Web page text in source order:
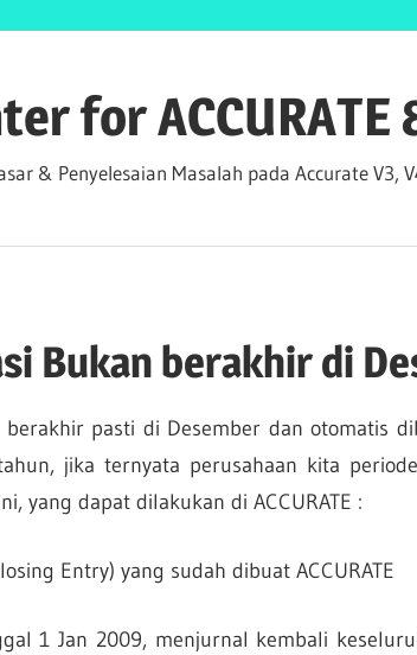
for ACCURATE
& Penyelesaian Masalah pada Accurate V3,
Bukan berakhir di
berakhir pasti di Desember dan otomatis
jika ternyata perusahaan kita
yang dapat dilakukan di ACCURATE :
Entry) yang sudah dibuat ACCURATE
1 Jan 2009, menjurnal kembali